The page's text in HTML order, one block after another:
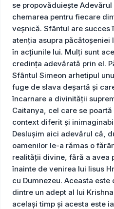
se propovăduiește
chemarea pentru fiecare
veșnică. Sfântul are
atenția asupra
în acțiunile lui. Mulți sunt
credința adevărată prin el.
Sfântul Simeon arhetipul
fuge de slava deșartă și
încarnare a divinității
Caitanya, cel care se
context diferit și
Deslușim aici adevărul că,
oamenilor le-a rămas o
realității divine, fără a avea
înainte de venirea lui Iisus
cu Dumnezeu. Aceasta
dintre un adept al lui
același timp și acesta este